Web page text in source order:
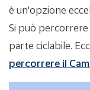
è un'opzione
Si può percorrere
parte ciclabile.
percorrere il